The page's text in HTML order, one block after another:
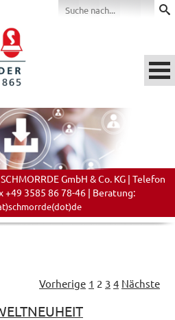
GmbH & Co. KG | Telefon
+49 3585 86 78-46 | Beratung:
Vorherige 1 2 3 4 Nächste